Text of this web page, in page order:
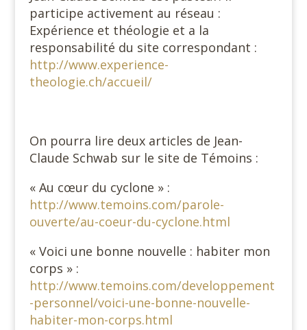
participe activement au réseau :
Expérience et théologie et a la
responsabilité du site correspondant :
http://www.experience-
theologie.ch/accueil/
On pourra lire deux articles de Jean-
Claude Schwab sur le site de Témoins :
« Au cœur du cyclone » :
http://www.temoins.com/parole-
ouverte/au-coeur-du-cyclone.html
« Voici une bonne nouvelle : habiter mon
corps » :
http://www.temoins.com/developpement
-personnel/voici-une-bonne-nouvelle-
habiter-mon-corps.html